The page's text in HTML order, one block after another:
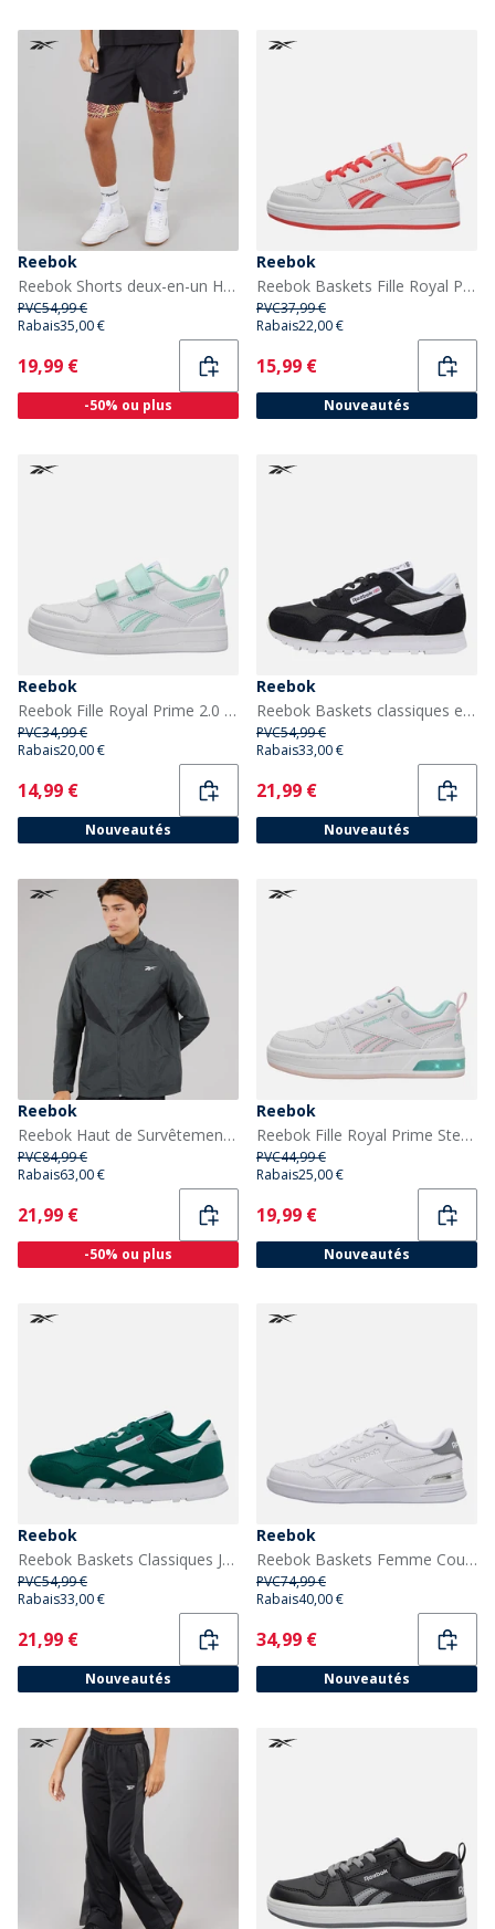
Reebok
Reebok Shorts deux-en-un Homme Athlete Hype Noir/Electric Yellow
PVC54,99 €
Rabais35,00 €
Current
19,99 €
-50% ou plus
Reebok
Reebok Baskets Fille Royal Prime 2.0 Blanc/Sunset Coral/Sunkissed Orange
PVC37,99 €
Rabais22,00 €
Current
15,99 €
Nouveautés
Reebok
Reebok Fille Royal Prime 2.0 Deux Sangles Velcro Baskets Blanc/Blanc/Glitch Aqua
PVC34,99 €
Rabais20,00 €
Current
14,99 €
Nouveautés
Reebok
Reebok Baskets classiques en nylon Garçon Juniors Noir/Noir/Blanc
PVC54,99 €
Rabais33,00 €
Current
21,99 €
Nouveautés
Reebok
Reebok Haut de Survêtement de basketball Homme Grey 6
PVC84,99 €
Rabais63,00 €
Current
21,99 €
-50% ou plus
Reebok
Reebok Fille Royal Prime Step N Flash Baskets Blanc/Frosted Berry/Glitch Aqua
PVC44,99 €
Rabais25,00 €
Current
19,99 €
Nouveautés
Reebok
Reebok Baskets Classiques Junior en Nylon Vert Métallisé/Blanc/Vert Métallisé Metalgreen/Blanc/Metal Green
PVC54,99 €
Rabais33,00 €
Current
21,99 €
Nouveautés
Reebok
Reebok Baskets Femme Court Advance Blanc/Gris/Chrome
PVC74,99 €
Rabais40,00 €
Current
34,99 €
Nouveautés